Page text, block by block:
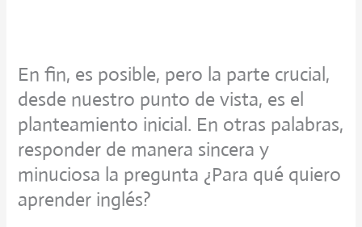
En fin, es posible, pero la parte crucial,
desde nuestro punto de vista, es el
planteamiento inicial. En otras palabras,
responder de manera sincera y
minuciosa la pregunta ¿Para qué quiero
aprender inglés?